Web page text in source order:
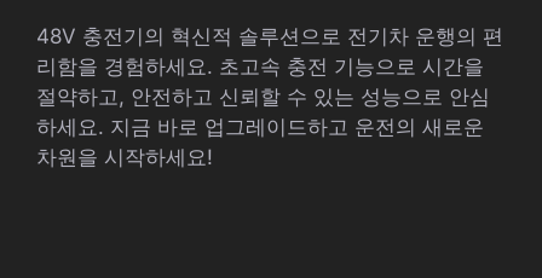
48V 충전기의 혁신적 솔루션으로 전기차 운행의 편
리함을 경험하세요. 초고속 충전 기능으로 시간을
절약하고, 안전하고 신뢰할 수 있는 성능으로 안심
하세요. 지금 바로 업그레이드하고 운전의 새로운
차원을 시작하세요!